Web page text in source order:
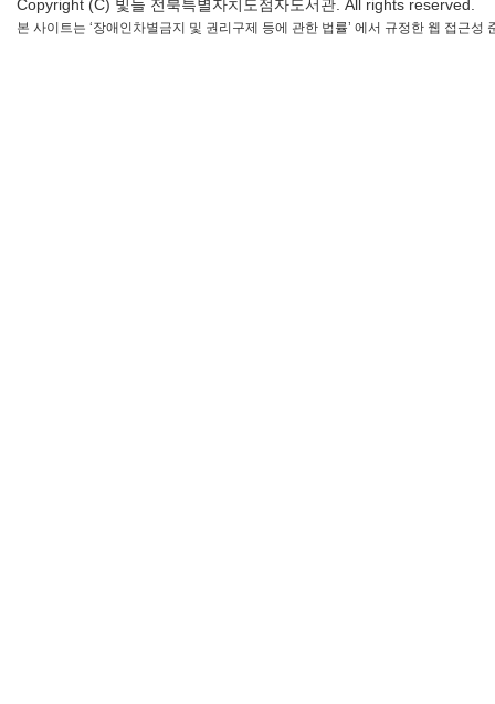
Copyright (C) 빛들 전북특별자치도점자도서관. All rights reserved.
본 사이트는 ‘장애인차별금지 및 권리구제 등에 관한 법률’ 에서 규정한 웹 접근